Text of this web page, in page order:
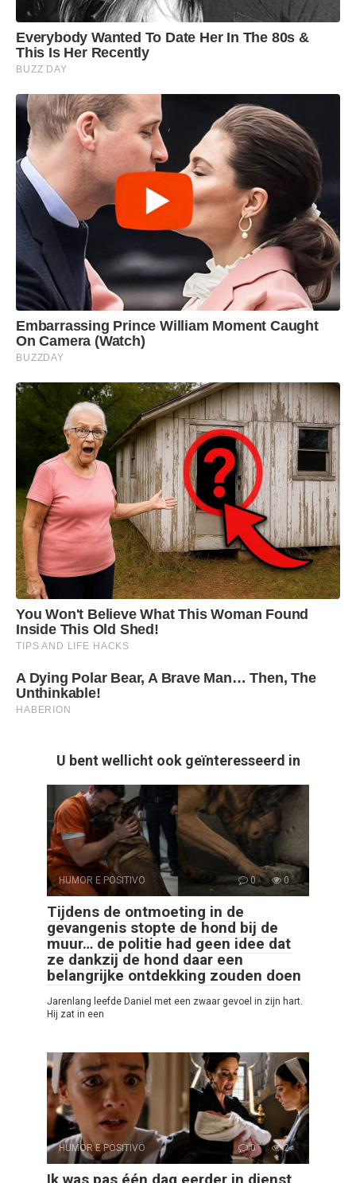
U bent wellicht ook geïnteresseerd in
HUMOR E POSITIVO 0 0
Tijdens de ontmoeting in de
gevangenis stopte de hond bij de
muur… de politie had geen idee dat
ze dankzij de hond daar een
belangrijke ontdekking zouden doen
Jarenlang leefde Daniel met een zwaar gevoel in zijn hart.
Hij zat in een
HUMOR E POSITIVO 0 2